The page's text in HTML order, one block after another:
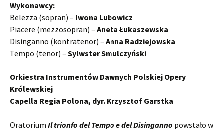
Wykonawcy:
Belezza (sopran) – Iwona Lubowicz
Piacere (mezzosopran) – Aneta Łukaszewska
Disinganno (kontratenor) – Anna Radziejowska
Tempo (tenor) – Sylwster Smulczyński
Orkiestra Instrumentów Dawnych Polskiej Opery
Królewskiej
Capella Regia Polona, dyr. Krzysztof Garstka
Oratorium Il trionfo del Tempo e del Disinganno powstało w